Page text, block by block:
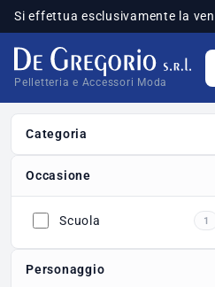
Si effettua esclusivamente la
Pelletteria e Accessori Moda
Categoria
Occasione
Scuola 1
Personaggio